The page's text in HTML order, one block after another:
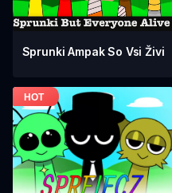
Sprunki Ampak So Vsi Živi